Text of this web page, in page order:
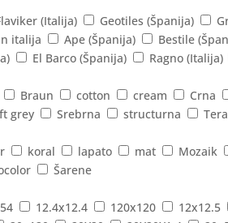
(Italija) Geotiles (Španija)
italija Ape (Španija) Bestile
El Barco (Španija) Ragno (Italija)
Braun cotton cream Crna
grey Srebrna structurna
koral lapato mat Mozaik
Šarene
12.4x12.4 120x120 12x12.5